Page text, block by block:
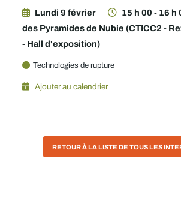
Lundi 9 février 15 h 00 - 16 h
des Pyramides de Nubie (CTICC2 -
- Hall d'exposition)
Technologies de rupture
Ajouter au calendrier
RETOUR À LA LISTE DE TOUS LES